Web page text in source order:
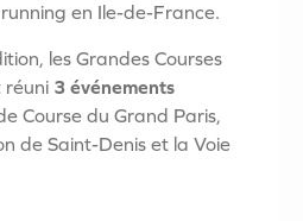
en Ile-de-France.
les Grandes Courses
réuni 3 événements
Course du Grand Paris,
de Saint-Denis et la Voie